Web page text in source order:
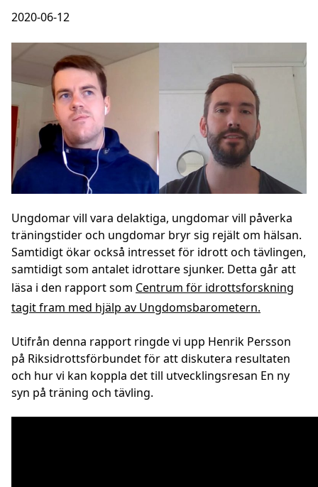
2020-06-12
Ungdomar vill vara delaktiga, ungdomar vill påverka
träningstider och ungdomar bryr sig rejält om hälsan.
Samtidigt ökar också intresset för idrott och tävlingen,
samtidigt som antalet idrottare sjunker. Detta går att
läsa i den rapport som Centrum för idrottsforskning
tagit fram med hjälp av Ungdomsbarometern.
Utifrån denna rapport ringde vi upp Henrik Persson
på Riksidrottsförbundet för att diskutera resultaten
och hur vi kan koppla det till utvecklingsresan En ny
syn på träning och tävling.